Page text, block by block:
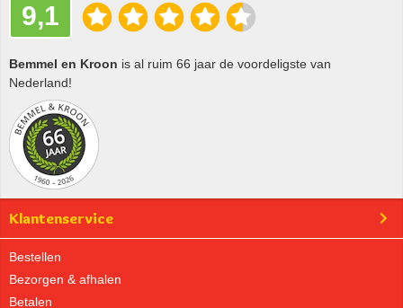
9,1
Bemmel en Kroon is al ruim 66 jaar de voordeligste van
Nederland!
Klantenservice
Bestellen
Bezorgen & afhalen
Betalen